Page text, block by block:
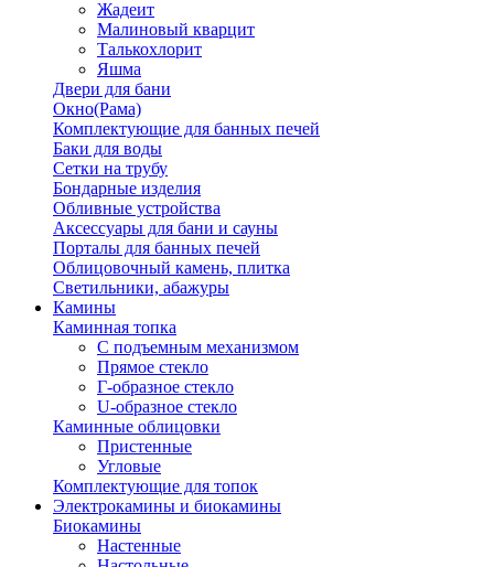
Жадеит
Малиновый кварцит
Талькохлорит
Яшма
Двери для бани
Окно(Рама)
Комплектующие для банных печей
Баки для воды
Сетки на трубу
Бондарные изделия
Обливные устройства
Аксессуары для бани и сауны
Порталы для банных печей
Облицовочный камень, плитка
Светильники, абажуры
Камины
Каминная топка
С подъемным механизмом
Прямое стекло
Г-образное стекло
U-образное стекло
Каминные облицовки
Пристенные
Угловые
Комплектующие для топок
Электрокамины и биокамины
Биокамины
Настенные